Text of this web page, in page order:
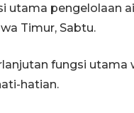
utama pengelolaan
Timur, Sabtu.
fungsi utama
hatian.